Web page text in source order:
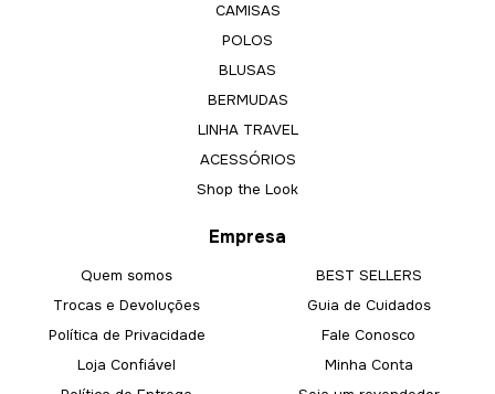
CAMISAS
POLOS
BLUSAS
BERMUDAS
LINHA TRAVEL
ACESSÓRIOS
Shop the Look
Empresa
Quem somos
Trocas e Devoluções
Política de Privacidade
Loja Confiável
BEST SELLERS
Guia de Cuidados
Fale Conosco
Minha Conta